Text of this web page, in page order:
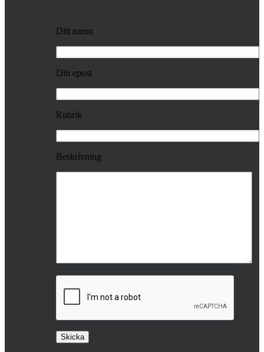
Ditt namn
Din epost
Rubrik
Beskrivning